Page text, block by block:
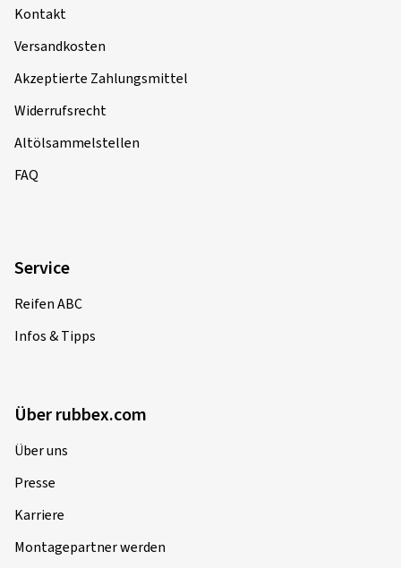
Kontakt
Versandkosten
Akzeptierte Zahlungsmittel
Widerrufsrecht
Altölsammelstellen
FAQ
Service
Reifen ABC
Infos & Tipps
Über rubbex.com
Über uns
Presse
Karriere
Montagepartner werden